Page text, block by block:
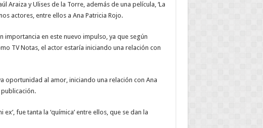
Araiza y Ulises de la Torre, además de una película, ‘La
actores, entre ellos a Ana Patricia Rojo.
importancia en este nuevo impulso, ya que según
TV Notas, el actor estaría iniciando una relación con
oportunidad al amor, iniciando una relación con Ana
publicación.
fue tanta la ‘química’ entre ellos, que se dan la